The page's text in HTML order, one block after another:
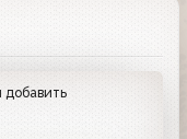
добавить